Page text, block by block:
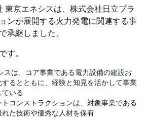
東京エネシスは、株式会社日立プラ
ンが展開する火力発電に関連する事
承継しました。
す。
スは、コア事業である電力設備の建設お
るとともに、経験と知見を活かして事業
ている
コンストラクションは、対象事業である
た技術や優秀な人材を保有